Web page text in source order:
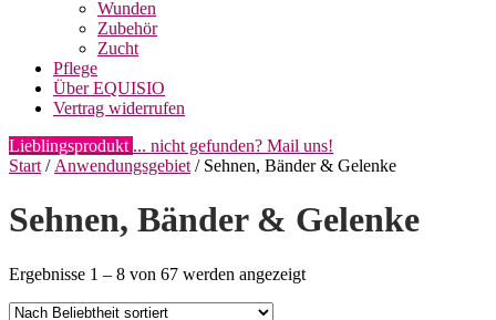
Wunden
Zubehör
Zucht
Pflege
Über EQUISIO
Vertrag widerrufen
Lieblingsprodukt ... nicht gefunden? Mail uns!
Start / Anwendungsgebiet / Sehnen, Bänder & Gelenke
Sehnen, Bänder & Gelenke
Ergebnisse 1 – 8 von 67 werden angezeigtNach